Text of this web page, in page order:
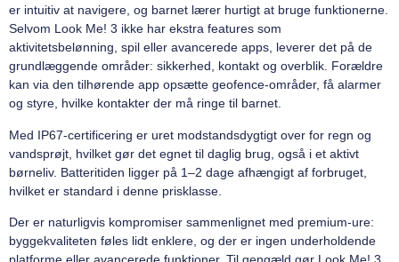
er intuitiv at navigere, og barnet lærer hurtigt at bruge funktionerne.
Selvom Look Me! 3 ikke har ekstra features som
aktivitetsbelønning, spil eller avancerede apps, leverer det på de
grundlæggende områder: sikkerhed, kontakt og overblik. Forældre
kan via den tilhørende app opsætte geofence-områder, få alarmer
og styre, hvilke kontakter der må ringe til barnet.
Med IP67-certificering er uret modstandsdygtigt over for regn og
vandsprøjt, hvilket gør det egnet til daglig brug, også i et aktivt
børneliv. Batteritiden ligger på 1–2 dage afhængigt af forbruget,
hvilket er standard i denne prisklasse.
Der er naturligvis kompromiser sammenlignet med premium-ure:
byggekvaliteten føles lidt enklere, og der er ingen underholdende